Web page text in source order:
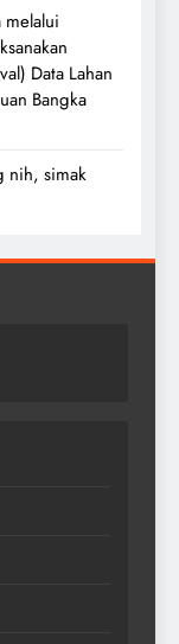
melalui
Data Lahan
Bangka
nih, simak